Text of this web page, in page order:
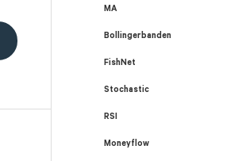
MA
Bollingerbanden
FishNet
Stochastic
RSI
Moneyflow